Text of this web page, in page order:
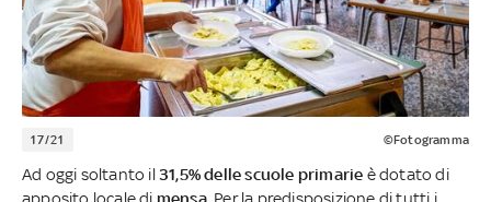
17/21 ©Fotogramma
Ad oggi soltanto il31,5% delle scuole primarie è dotato di
apposito locale di mensa. Per la predisposizione di tutti i